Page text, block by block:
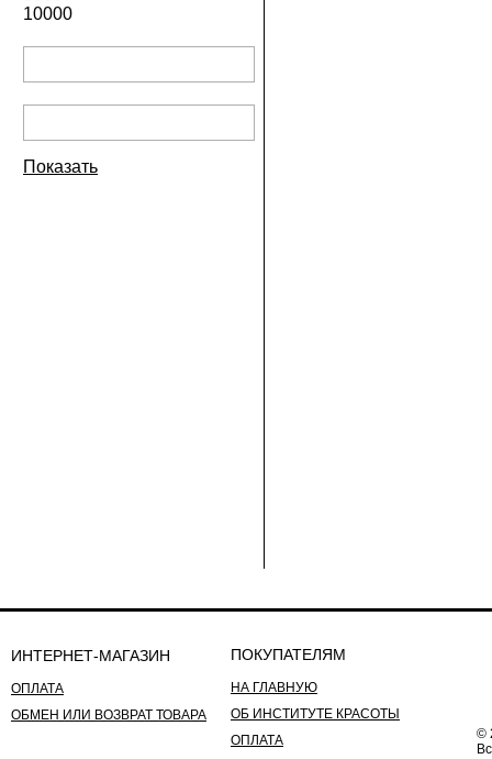
10000
Показать
©
ИНТЕРНЕТ-МАГАЗИН
ОПЛАТА
ОБМЕН ИЛИ ВОЗВРАТ ТОВАРА
ПОКУПАТЕЛЯМ
НА ГЛАВНУЮ
ОБ ИНСТИТУТЕ КРАСОТЫ
ОПЛАТА